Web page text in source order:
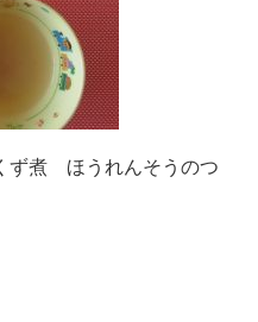
煮 ほうれんそうのつ